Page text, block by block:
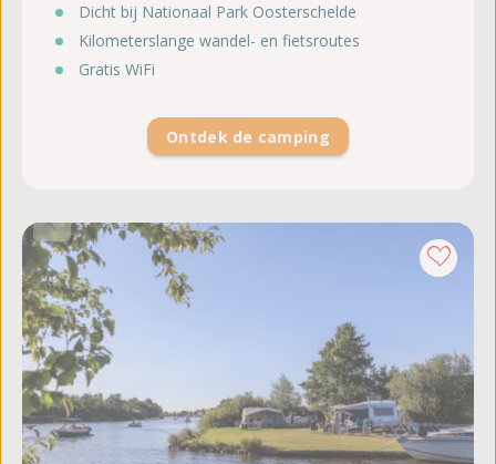
Dicht bij Nationaal Park Oosterschelde
Kilometerslange wandel- en fietsroutes
Gratis WiFi
Ontdek de camping